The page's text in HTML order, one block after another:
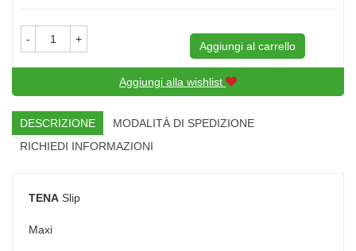
- +
Aggiungi al carrello
Aggiungi alla wishlist
DESCRIZIONE
MODALITÀ DI SPEDIZIONE
RICHIEDI INFORMAZIONI
TENA Slip
Maxi